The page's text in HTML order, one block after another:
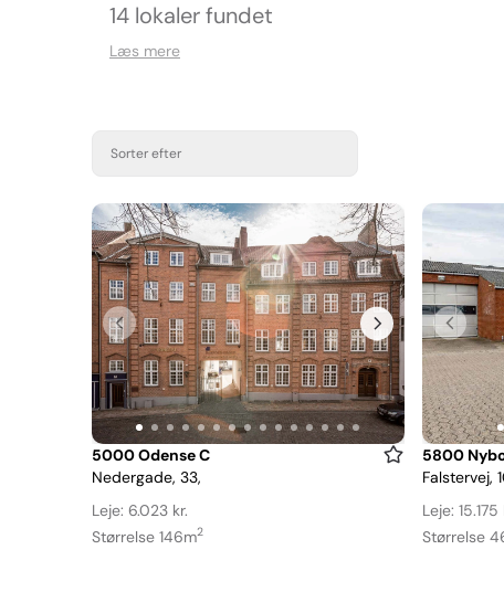
14 lokaler fundet
Læs mere
Sorter efter
Item
1
of
15
5000 Odense C
Nedergade, 33,
Leje: 6.023 kr.
Størrelse 146m2
Item
1
of
11
5800
Falstervej,
Leje: 15.175
Størrelse